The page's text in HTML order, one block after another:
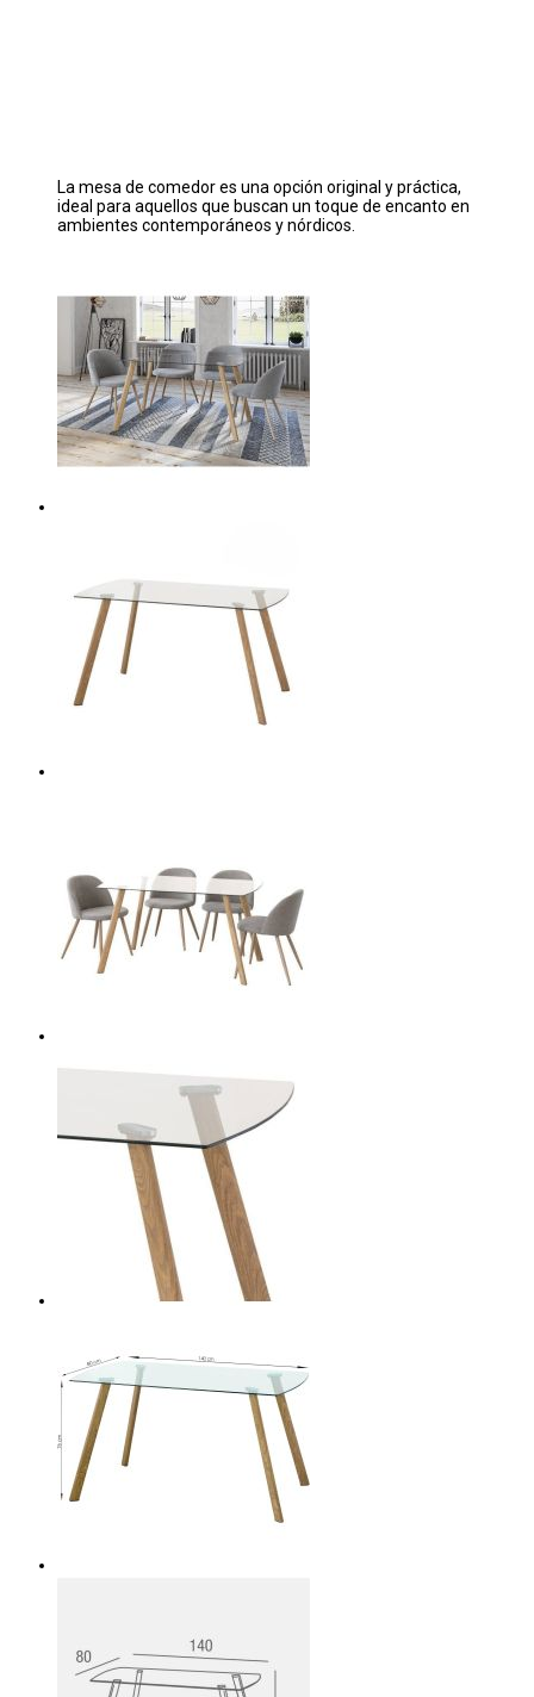
La mesa de comedor es una opción original y práctica,
ideal para aquellos que buscan un toque de encanto en
ambientes contemporáneos y nórdicos.